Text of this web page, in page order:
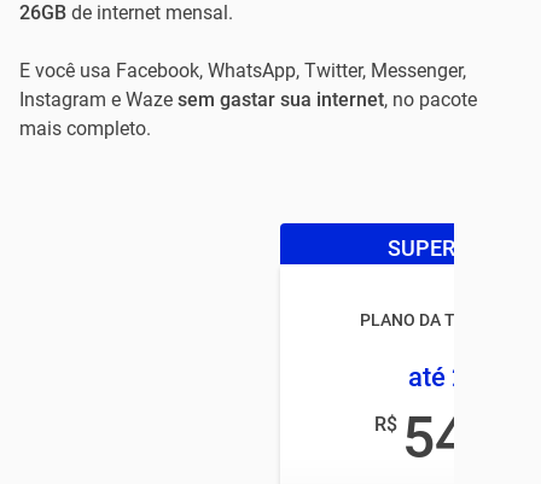
26GB de internet mensal.
E você usa Facebook, WhatsApp, Twitter, Messenger,
Instagram e Waze sem gastar sua internet, no pacote
mais completo.
SUPER OFERTA
PLANO DA TIM
até 25GB
R$ 54